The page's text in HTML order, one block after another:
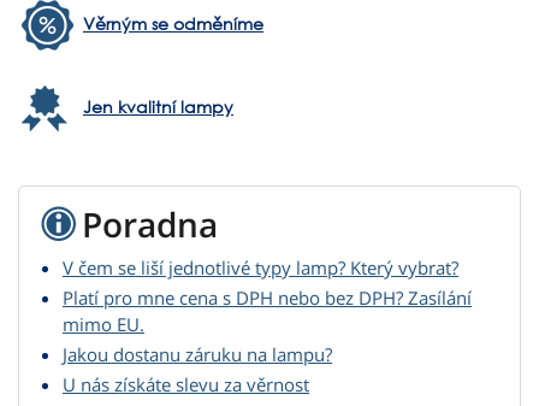
Věrným se odměníme
Jen kvalitní lampy
Poradna
V čem se liší jednotlivé typy lamp? Který vybrat?
Platí pro mne cena s DPH nebo bez DPH? Zasílání
mimo EU.
Jakou dostanu záruku na lampu?
U nás získáte slevu za věrnost